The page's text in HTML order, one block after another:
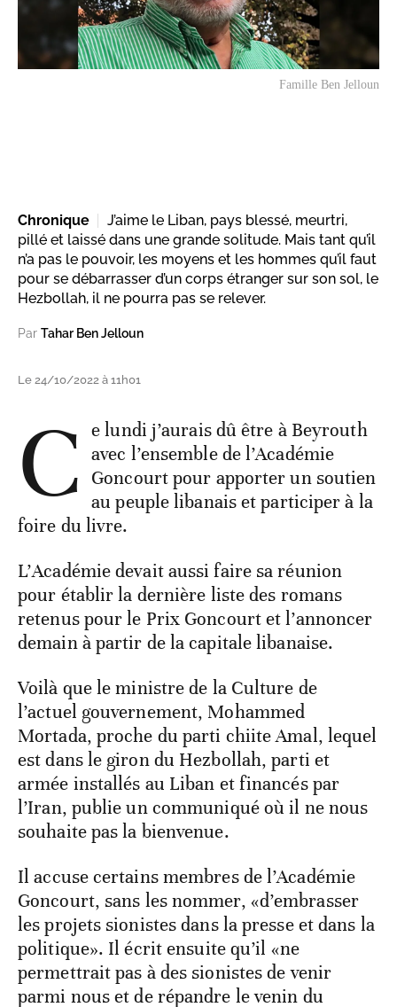
Famille Ben Jelloun
Chronique
J’aime le Liban, pays blessé, meurtri,
pillé et laissé dans une grande solitude. Mais tant qu’il
n’a pas le pouvoir, les moyens et les hommes qu’il faut
pour se débarrasser d’un corps étranger sur son sol, le
Hezbollah, il ne pourra pas se relever.
Par Tahar Ben Jelloun
Le 24/10/2022 à 11h01
C e lundi j’aurais dû être à Beyrouth
avec l’ensemble de l’Académie
Goncourt pour apporter un soutien
au peuple libanais et participer à la
foire du livre.
L’Académie devait aussi faire sa réunion
pour établir la dernière liste des romans
retenus pour le Prix Goncourt et l’annoncer
demain à partir de la capitale libanaise.
Voilà que le ministre de la Culture de
l’actuel gouvernement, Mohammed
Mortada, proche du parti chiite Amal, lequel
est dans le giron du Hezbollah, parti et
armée installés au Liban et financés par
l’Iran, publie un communiqué où il ne nous
souhaite pas la bienvenue.
Il accuse certains membres de l’Académie
Goncourt, sans les nommer, «d’embrasser
les projets sionistes dans la presse et dans la
politique». Il écrit ensuite qu’il «ne
permettrait pas à des sionistes de venir
parmi nous et de répandre le venin du